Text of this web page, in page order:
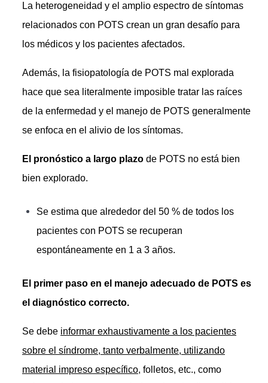
La heterogeneidad y el amplio espectro de síntomas
relacionados con POTS crean un gran desafío para
los médicos y los pacientes afectados.
Además, la fisiopatología de POTS mal explorada
hace que sea literalmente imposible tratar las raíces
de la enfermedad y el manejo de POTS generalmente
se enfoca en el alivio de los síntomas.
El pronóstico a largo plazo de POTS no está bien
bien explorado.
Se estima que alrededor del 50 % de todos los
pacientes con POTS se recuperan
espontáneamente en 1 a 3 años.
El primer paso en el manejo adecuado de POTS es
el diagnóstico correcto.
Se debe informar exhaustivamente a los pacientes
sobre el síndrome, tanto verbalmente, utilizando
material impreso específico, folletos, etc., como